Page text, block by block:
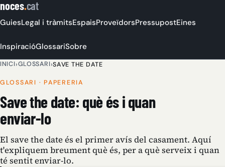
noces.cat
GuiesLegal i tràmitsEspaisProveïdorsPressupostEines
InspiracióGlossariSobre
INICI›GLOSSARI›SAVE THE DATE
GLOSSARI · PAPERERIA
Save the date: què és i quan
enviar-lo
El save the date és el primer avís del casament. Aquí
t'expliquem breument què és, per a què serveix i quan
té sentit enviar-lo.